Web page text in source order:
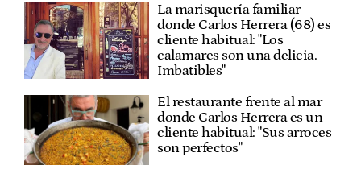
La marisquería familiar
donde Carlos Herrera (68) es
cliente habitual: "Los
calamares son una delicia.
Imbatibles"
El restaurante frente al mar
donde Carlos Herrera es un
cliente habitual: "Sus arroces
son perfectos"